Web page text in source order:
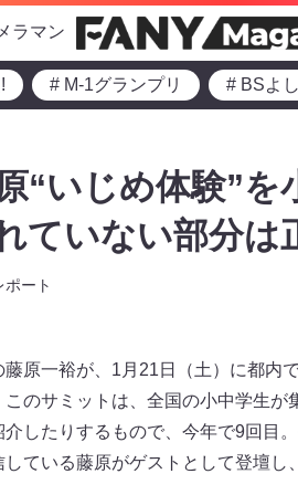
ラマン
# M-1グランプリ # BSよ
“いじめ体験”を
ていない部分は
ポート
原一裕が、1月21日（土）に都内
のサミットは、全国の小中学生
したりするもので、今年で9回目
ている藤原がゲストとして登壇し